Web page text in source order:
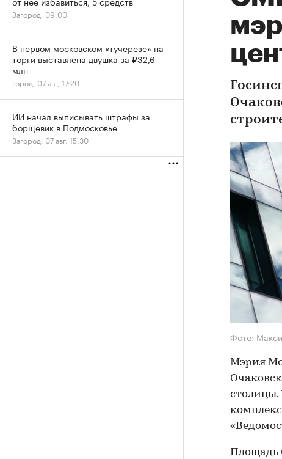
Фото:
Мэрия
столицы.
Площадь
Загород, 09:00
В первом московском «тучерезе» на
торги выставлена двушка за ₽32,6
млн
Город, 07 авг, 17:20
ИИ начал выписывать штрафы за
борщевик в Подмосковье
Загород, 07 авг, 15:30